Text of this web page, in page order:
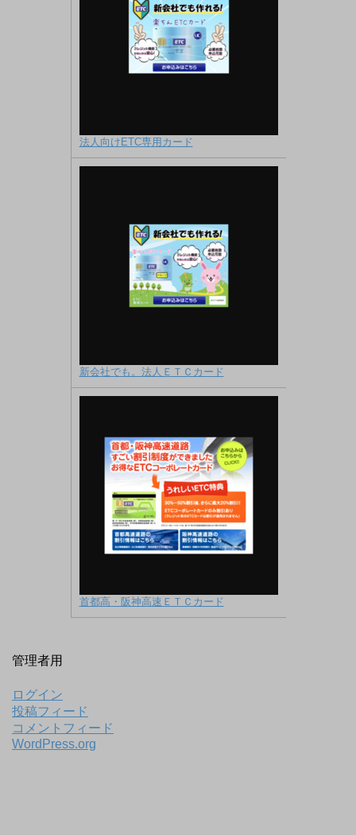
法人向けETC専用カード
新会社でも。法人ＥＴＣカード
首都高・阪神高速ＥＴＣカード
管理者用
ログイン
投稿フィード
コメントフィード
WordPress.org